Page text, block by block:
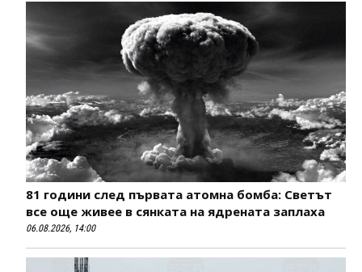
81 години след първата атомна бомба: Светът
все още живее в сянката на ядрената заплаха
06.08.2026, 14:00